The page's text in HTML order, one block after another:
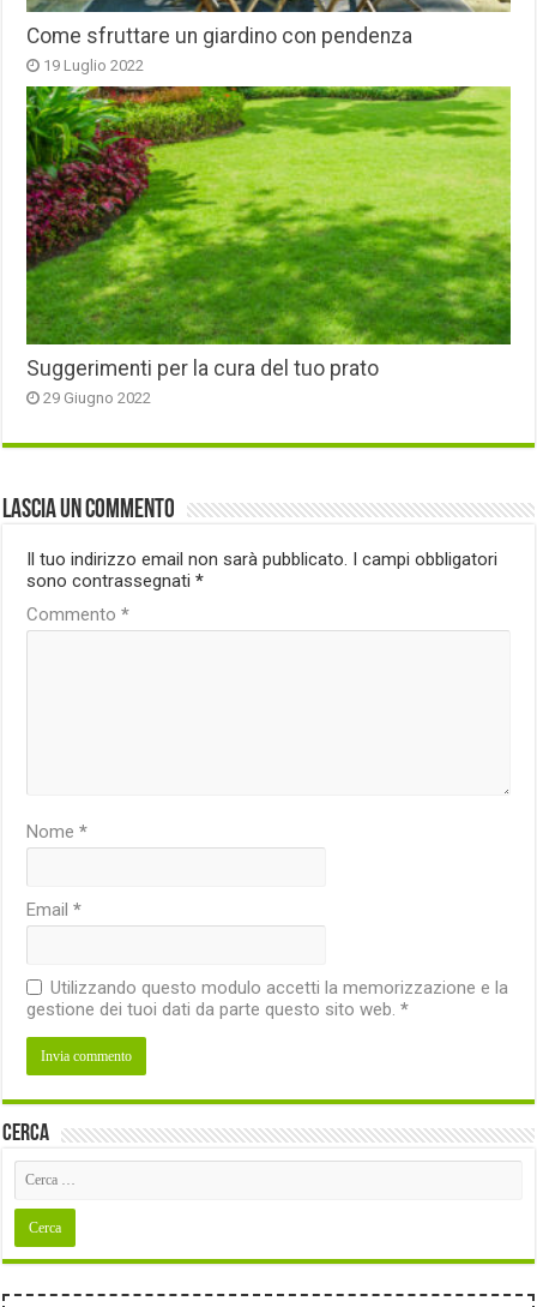
Come sfruttare un giardino con pendenza
19 Luglio 2022
Suggerimenti per la cura del tuo prato
29 Giugno 2022
Lascia un commento
Il tuo indirizzo email non sarà pubblicato. I campi obbligatori
sono contrassegnati*
Commento*
Nome*
Email*
Utilizzando questo modulo accetti la memorizzazione e la
gestione dei tuoi dati da parte questo sito web.*
Cerca